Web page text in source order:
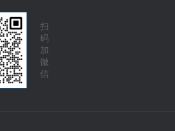
扫
码
加
微
信